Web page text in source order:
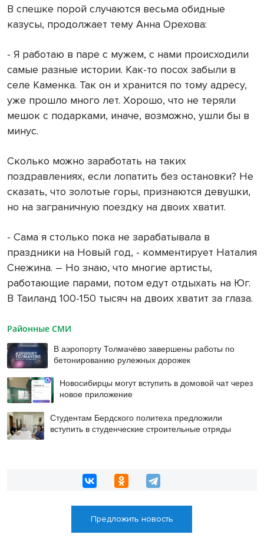
В спешке порой случаются весьма обидные
казусы, продолжает тему Анна Орехова:
- Я работаю в паре с мужем, с нами происходили
самые разные истории. Как-то посох забыли в
селе Каменка. Так он и хранится по тому адресу,
уже прошло много лет. Хорошо, что не теряли
мешок с подарками, иначе, возможно, ушли бы в
минус.
Сколько можно заработать на таких
поздравлениях, если лопатить без остановки? Не
сказать, что золотые горы, признаются девушки,
но на заграничную поездку на двоих хватит.
- Сама я столько пока не зарабатывала в
праздники на Новый год, - комментирует Наталия
Снежина. – Но знаю, что многие артисты,
работающие парами, потом едут отдыхать на Юг.
В Таиланд 100-150 тысяч на двоих хватит за глаза.
Районные СМИ
В аэропорту Толмачёво завершены работы по
бетонированию рулежных дорожек
Новосибирцы могут вступить в домовой чат через
новое приложение
Студентам Бердского политеха предложили
вступить в студенческие строительные отряды
Предложить новость